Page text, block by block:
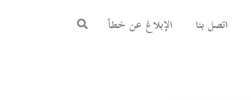
اتصل بنا الإبلاغ عن خطأ